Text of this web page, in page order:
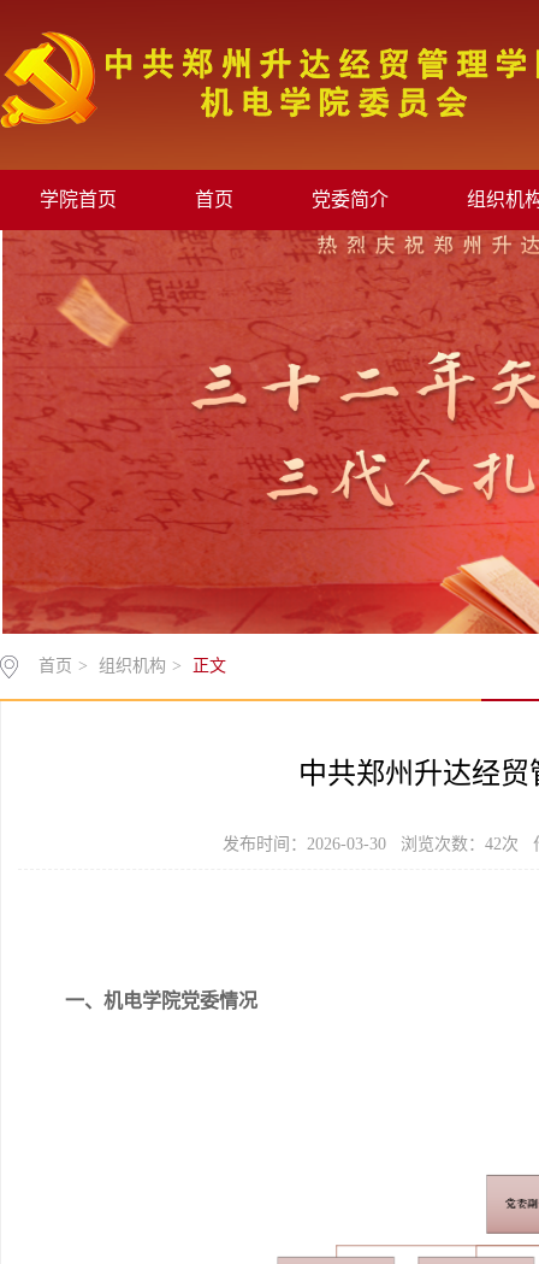
学院首页 首页 党委简介 组织机
首页 > 组织机构 > 正文
中共郑州升达经
发布时间：2026-03-30 浏览次数： 42次
一、机电学院党委情况